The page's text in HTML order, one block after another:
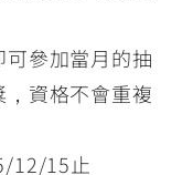
參加當月的抽
資格不會重複
12/15止